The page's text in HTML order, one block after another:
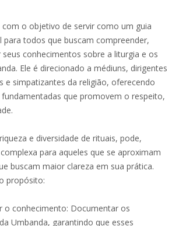
o objetivo de servir como um guia
para todos que buscam compreender,
conhecimentos sobre a liturgia e os
Ele é direcionado a médiuns, dirigentes
e simpatizantes da religião, oferecendo
que promovem o respeito,
e diversidade de rituais, pode,
para aqueles que se aproximam
buscam maior clareza em sua prática.
propósito:
o conhecimento: Documentar os
Umbanda, garantindo que esses